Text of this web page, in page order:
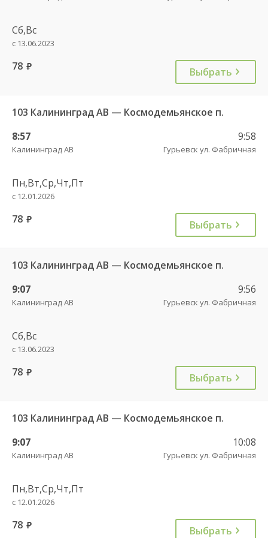
Сб,Вс
с 13.06.2023
78 руб. Выбрать
103 Калининград АВ — Космодемьянское п.
8:57
Калининград АВ
9:58
Гурьевск ул. Фабричная
Пн,Вт,Ср,Чт,Пт
с 12.01.2026
78 руб. Выбрать
103 Калининград АВ — Космодемьянское п.
9:07
Калининград АВ
9:56
Гурьевск ул. Фабричная
Сб,Вс
с 13.06.2023
78 руб. Выбрать
103 Калининград АВ — Космодемьянское п.
9:07
Калининград АВ
10:08
Гурьевск ул. Фабричная
Пн,Вт,Ср,Чт,Пт
с 12.01.2026
78 руб. Выбрать